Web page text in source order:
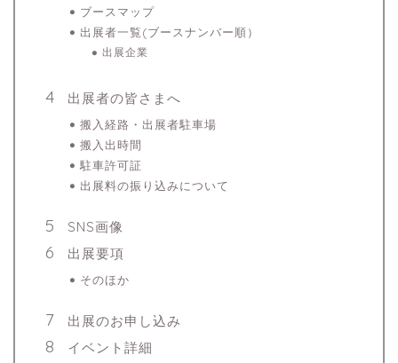
ブースマップ
出展者一覧(ブースナンバー順）
出展企業
出展者の皆さまへ
搬入経路・出展者駐車場
搬入出時間
駐車許可証
出展料の振り込みについて
SNS画像
出展要項
そのほか
出展のお申し込み
イベント詳細